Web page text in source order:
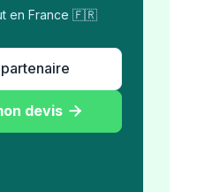
en France 🇫🇷
devis 